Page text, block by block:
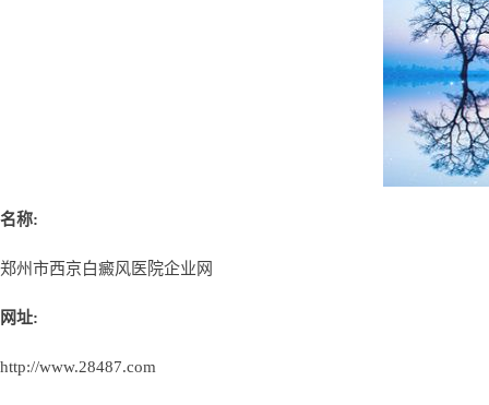
名称:
郑州市西京白癜风医院企业网
网址:
http://www.28487.com